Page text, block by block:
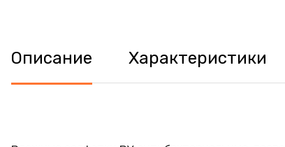
Описание Характеристики